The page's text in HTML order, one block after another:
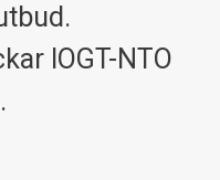
IOGT-NTO